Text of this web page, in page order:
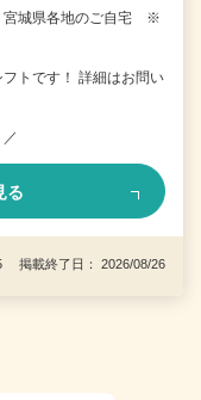
宮城県各地のご自宅 ※
トです！ 詳細はお問い
る
掲載終了日： 2026/08/26